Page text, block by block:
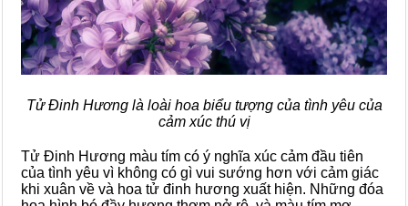
Tử Đinh Hương là loài hoa biểu tượng của tình yêu của
cảm xúc thú vị
Tử Đinh Hương màu tím có ý nghĩa xúc cảm đầu tiên
của tình yêu vì không có gì vui sướng hơn với cảm giác
khi xuân về và hoa tử đinh hương xuất hiện. Những đóa